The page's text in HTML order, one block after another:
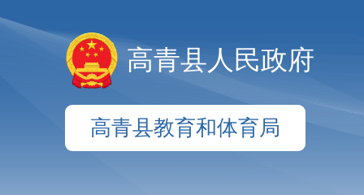
高青县人民政府
高青县教育和体育局